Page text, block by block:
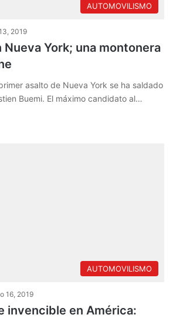
AUTOMOVILISMO
2019
Nueva York; una montonera
asalto de Nueva York se ha saldado
Buemi. El máximo candidato al…
AUTOMOVILISMO
16, 2019
invencible en América: